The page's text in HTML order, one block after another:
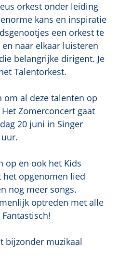
orkest onder leiding
kans en inspiratie
een orkest te
naar elkaar luisteren
belangrijke dirigent. Je
Talentorkest.
al deze talenten op
Zomerconcert gaat
20 juni in Singer
op en ook het Kids
het opgenomen lied
nog meer songs.
optreden met alle
bijzonder muzikaal